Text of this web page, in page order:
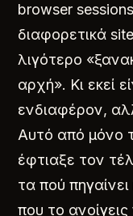
browser
διαφορετικά
λιγότερο
αρχή». Κι εκεί
ενδιαφέρον,
Αυτό από μόνο
έφτιαξε τον
τα πού
που το